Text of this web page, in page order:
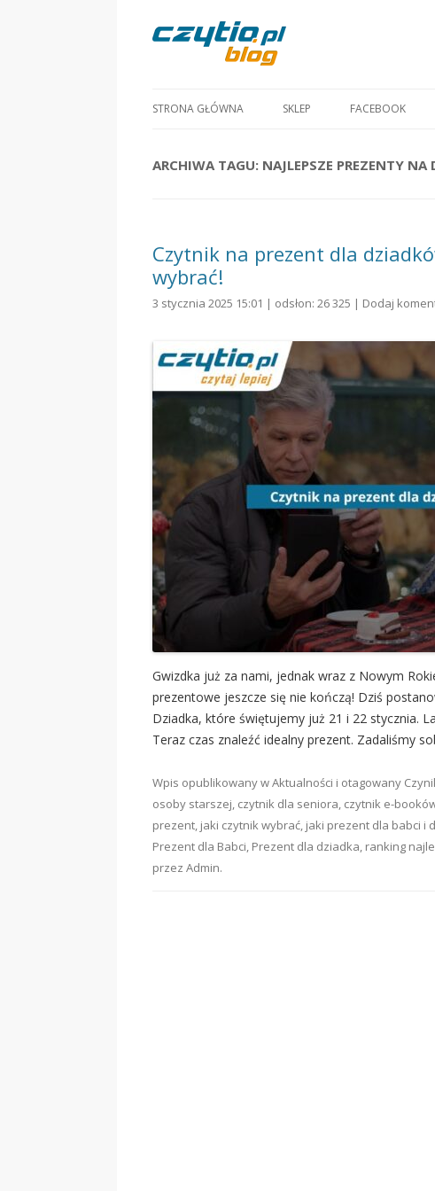
STRONA GŁÓWNA SKLEP FACEBOOK
ARCHIWA TAGU: NAJLEPSZE PREZENTY
Czytnik na prezent dla
wybrać!
3 stycznia 2025 15:01 | odsłon: 26 325 | Dodaj
Gwizdka już za nami, jednak wraz z Nowym
prezentowe jeszcze się nie kończą! Dziś
Dziadka, które świętujemy już 21 i 22 stycznia.
Teraz czas znaleźć idealny prezent. Zadaliśmy
Wpis opublikowany wAktualności i otagowany
osoby starszej, czytnik dla seniora, czytnik e-
prezent, jaki czytnik wybrać, jaki prezent dla babci i
Prezent dla Babci, Prezent dla dziadka, ranking
przez Admin.